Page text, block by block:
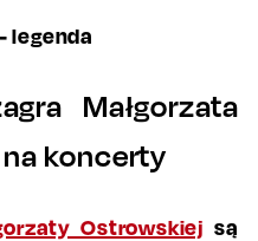
Małgorzata
koncerty
Ostrowskiej są